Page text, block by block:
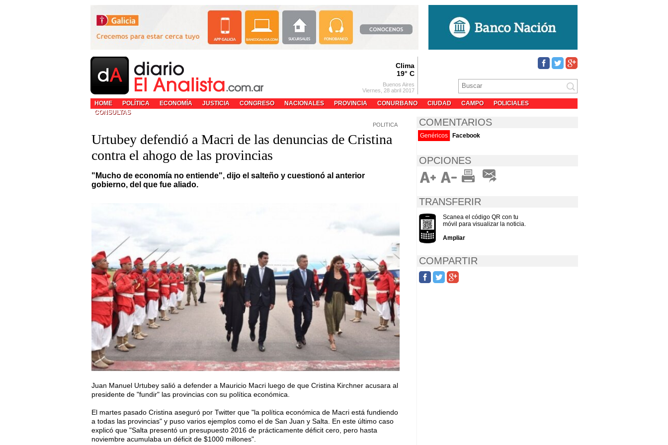
Clima
19° C
Buenos Aires
Viernes, 28 abril 2017
HOME POLÍTICA ECONOMÍA JUSTICIA CONGRESO NACIONALES PROVINCIA CONURBANO CIUDAD CAMPO
POLICIALES
CONSULTAS
POLITICA
Urtubey defendió a Macri de las denuncias de Cristina
contra el ahogo de las provincias
"Mucho de economía no entiende", dijo el salteño y cuestionó al anterior
gobierno, del que fue aliado.
Juan Manuel Urtubey salió a defender a Mauricio Macri luego de que Cristina Kirchner acusara al
presidente de "fundir" las provincias con su política económica.
El martes pasado Cristina aseguró por Twitter que "la política económica de Macri está fundiendo
a todas las provincias" y puso varios ejemplos como el de San Juan y Salta. En este último caso
explicó que "Salta presentó un presupuesto 2016 de prácticamente déficit cero, pero hasta
noviembre acumulaba un déficit de $1000 millones".
COMENTARIOS
Genéricos Facebook
OPCIONES
TRANSFERIR
Scanea el código QR con tu
móvil para visualizar la noticia.
Ampliar
COMPARTIR